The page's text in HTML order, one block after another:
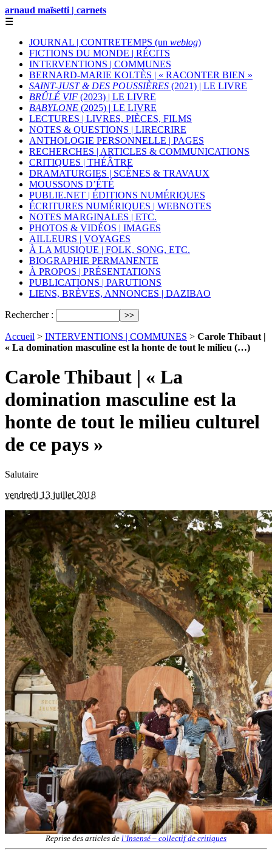
arnaud maïsetti | carnets
☰
JOURNAL | CONTRETEMPS (un weblog)
FICTIONS DU MONDE | RÉCITS
INTERVENTIONS | COMMUNES
BERNARD-MARIE KOLTÈS | « RACONTER BIEN »
SAINT-JUST & DES POUSSIÈRES (2021) | LE LIVRE
BRÛLÉ VIF (2023) | LE LIVRE
BABYLONE (2025) | LE LIVRE
LECTURES | LIVRES, PIÈCES, FILMS
NOTES & QUESTIONS | LIRECRIRE
ANTHOLOGIE PERSONNELLE | PAGES
RECHERCHES | ARTICLES & COMMUNICATIONS
CRITIQUES | THÉÂTRE
DRAMATURGIES | SCÈNES & TRAVAUX
MOUSSONS D’ÉTÉ
PUBLIE.NET | ÉDITIONS NUMÉRIQUES
ÉCRITURES NUMÉRIQUES | WEBNOTES
NOTES MARGINALES | ETC.
PHOTOS & VIDÉOS | IMAGES
AILLEURS | VOYAGES
À LA MUSIQUE | FOLK, SONG, ETC.
BIOGRAPHIE PERMANENTE
À PROPOS | PRÉSENTATIONS
PUBLICATIONS | PARUTIONS
LIENS, BRÈVES, ANNONCES | DAZIBAO
Rechercher :
Accueil > INTERVENTIONS | COMMUNES > Carole Thibaut |
« La domination masculine est la honte de tout le milieu (…)
Carole Thibaut | « La
domination masculine est la
honte de tout le milieu culturel
de ce pays »
Salutaire
vendredi 13 juillet 2018
Reprise des articles de l’Insensé – collectif de critiques